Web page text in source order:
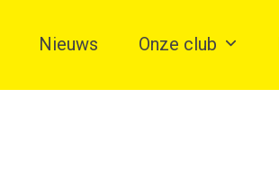
Nieuws Onze club